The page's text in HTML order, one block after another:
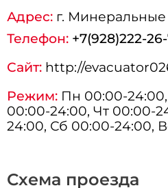
Схема проезда
Адрес: г.
Телефон: +7(928)222-
Сайт: http://
Режим: Пн 00:00-
00:00-24:00, Чт 00:00-
24:00, Сб 00:00-24:00,